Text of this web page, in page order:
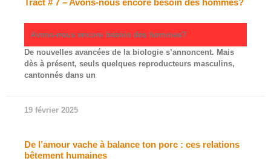
Tract # 7 – Avons-nous encore besoin des hommes?
Avons-nous encore besoin des hommes?
De nouvelles avancées de la biologie s’annoncent. Mais
dès à présent, seuls quelques reproducteurs masculins,
cantonnés dans un
19 février 2025
De l’amour vache à balance ton porc : ces relations
bêtement humaines